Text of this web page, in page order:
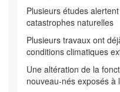
Plusieurs études
catastrophes naturelles
Plusieurs travaux ont
conditions climatiques
Une altération de la
nouveau-nés exposés à